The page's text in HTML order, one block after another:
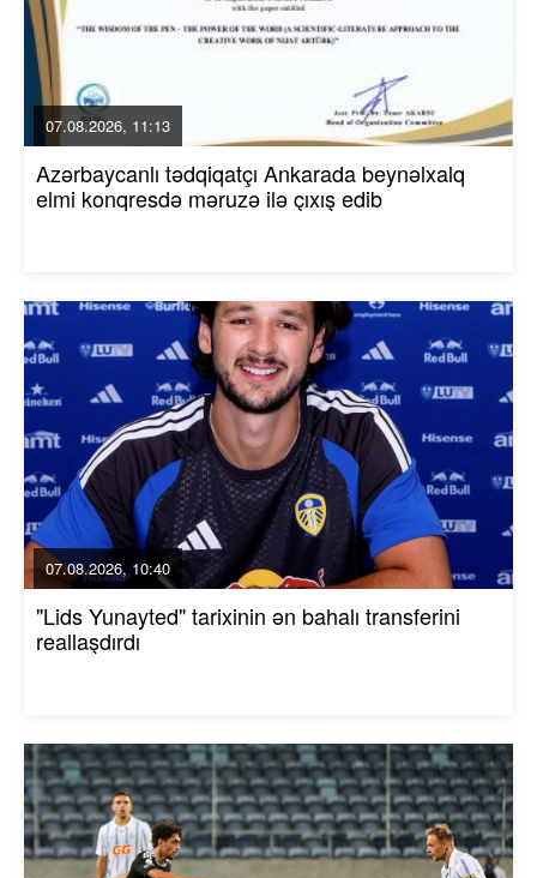
07.08.2026, 11:13
Azərbaycanlı tədqiqatçı Ankarada beynəlxalq
elmi konqresdə məruzə ilə çıxış edib
07.08.2026, 10:40
"Lids Yunayted" tarixinin ən bahalı transferini
reallaşdırdı